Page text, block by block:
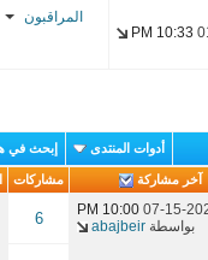
10:33 PM
المراقبون
أدوات المنتدى إبحث في
آخر مشاركة مشاركات
07-15-
10:00 PM
بواسطة abajbeir
6